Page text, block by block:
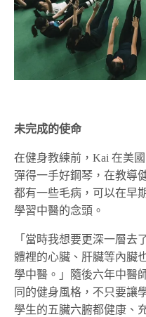
未完成的使命
在健身教練前，Kai 在美
彈得一手好鋼琴，在教導
都有一些毛病，可以在早
學習中醫的念頭。
「當時我想要更深一層去
體裡的心臟、肝臟等內臟
學中醫。」隨後六年中醫
同的健身風格，不只要讓
學生的五臟六腑都健康、